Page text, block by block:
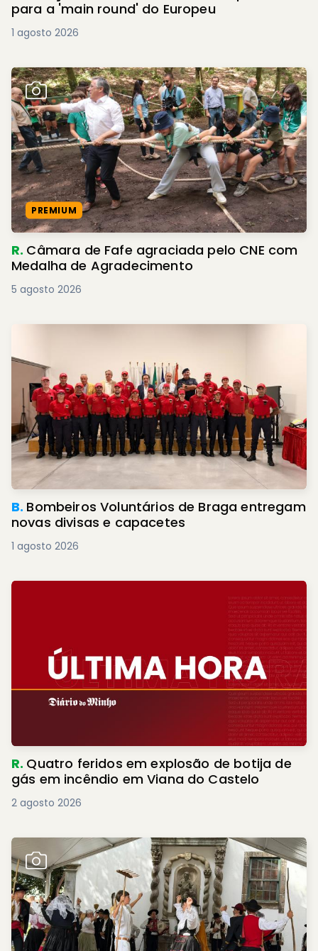
para a 'main round' do Europeu
1 agosto 2026
PREMIUM
R. Câmara de Fafe agraciada pelo CNE com
Medalha de Agradecimento
5 agosto 2026
B. Bombeiros Voluntários de Braga entregam
novas divisas e capacetes
1 agosto 2026
R. Quatro feridos em explosão de botija de
gás em incêndio em Viana do Castelo
2 agosto 2026